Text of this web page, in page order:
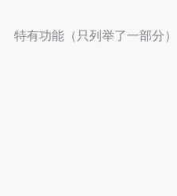
特有功能（只列举了一部分）